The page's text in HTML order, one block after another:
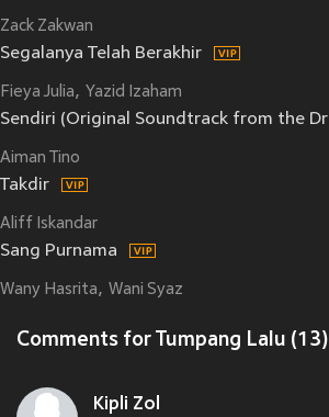
Zack Zakwan
Segalanya Telah Berakhir
Fieya Julia Yazid Izaham
Aiman Tino
Takdir
Aliff Iskandar
Sang Purnama
Wany Hasrita Wani Syaz
Comments for Tumpang Lalu (13)
Kipli Zol